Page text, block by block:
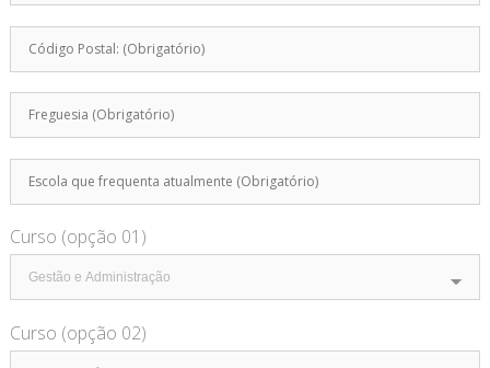
Curso (opção 01)
Curso (opção 02)